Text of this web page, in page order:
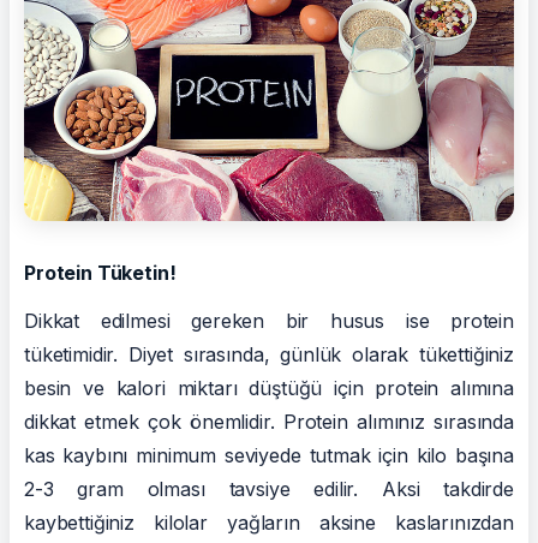
Protein Tüketin!
Dikkat edilmesi gereken bir husus ise protein
tüketimidir. Diyet sırasında, günlük olarak tükettiğiniz
besin ve kalori miktarı düştüğü için protein alımına
dikkat etmek çok önemlidir. Protein alımınız sırasında
kas kaybını minimum seviyede tutmak için kilo başına
2-3 gram olması tavsiye edilir. Aksi takdirde
kaybettiğiniz kilolar yağların aksine kaslarınızdan